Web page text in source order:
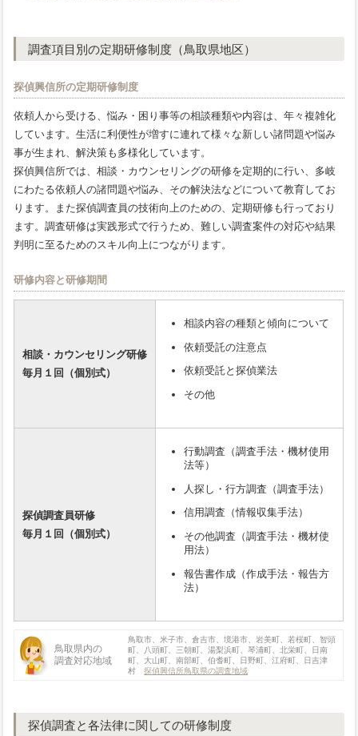
調査項目別の定期研修制度（鳥取県地区）
探偵興信所の定期研修制度
依頼人から受ける、悩み・困り事等の相談種類や内容は、年々複雑化
しています。生活に利便性が増すに連れて様々な新しい諸問題や悩み
事が生まれ、解決策も多様化しています。
探偵興信所では、相談・カウンセリングの研修を定期的に行い、多岐
にわたる依頼人の諸問題や悩み、その解決法などについて教育してお
ります。また探偵調査員の技術向上のための、定期研修も行っており
ます。調査研修は実践形式で行うため、難しい調査案件の対応や結果
判明に至るためのスキル向上につながります。
研修内容と研修期間
相談・カウンセリング研修
毎月１回（個別式）
相談内容の種類と傾向について
依頼受託の注意点
依頼受託と探偵業法
その他
探偵調査員研修
毎月１回（個別式）
行動調査（調査手法・機材使用
法等）
人探し・行方調査（調査手法）
信用調査（情報収集手法）
その他調査（調査手法・機材使
用法）
報告書作成（作成手法・報告方
法）
鳥取県内の
調査対応地域
鳥取市、米子市、倉吉市、境港市、岩美町、若桜町、智頭
町、八頭町、三朝町、湯梨浜町、琴浦町、北栄町、日南
町、大山町、南部町、伯耆町、日野町、江府町、日吉津
村探偵興信所鳥取県の調査地域
探偵調査と各法律に関しての研修制度